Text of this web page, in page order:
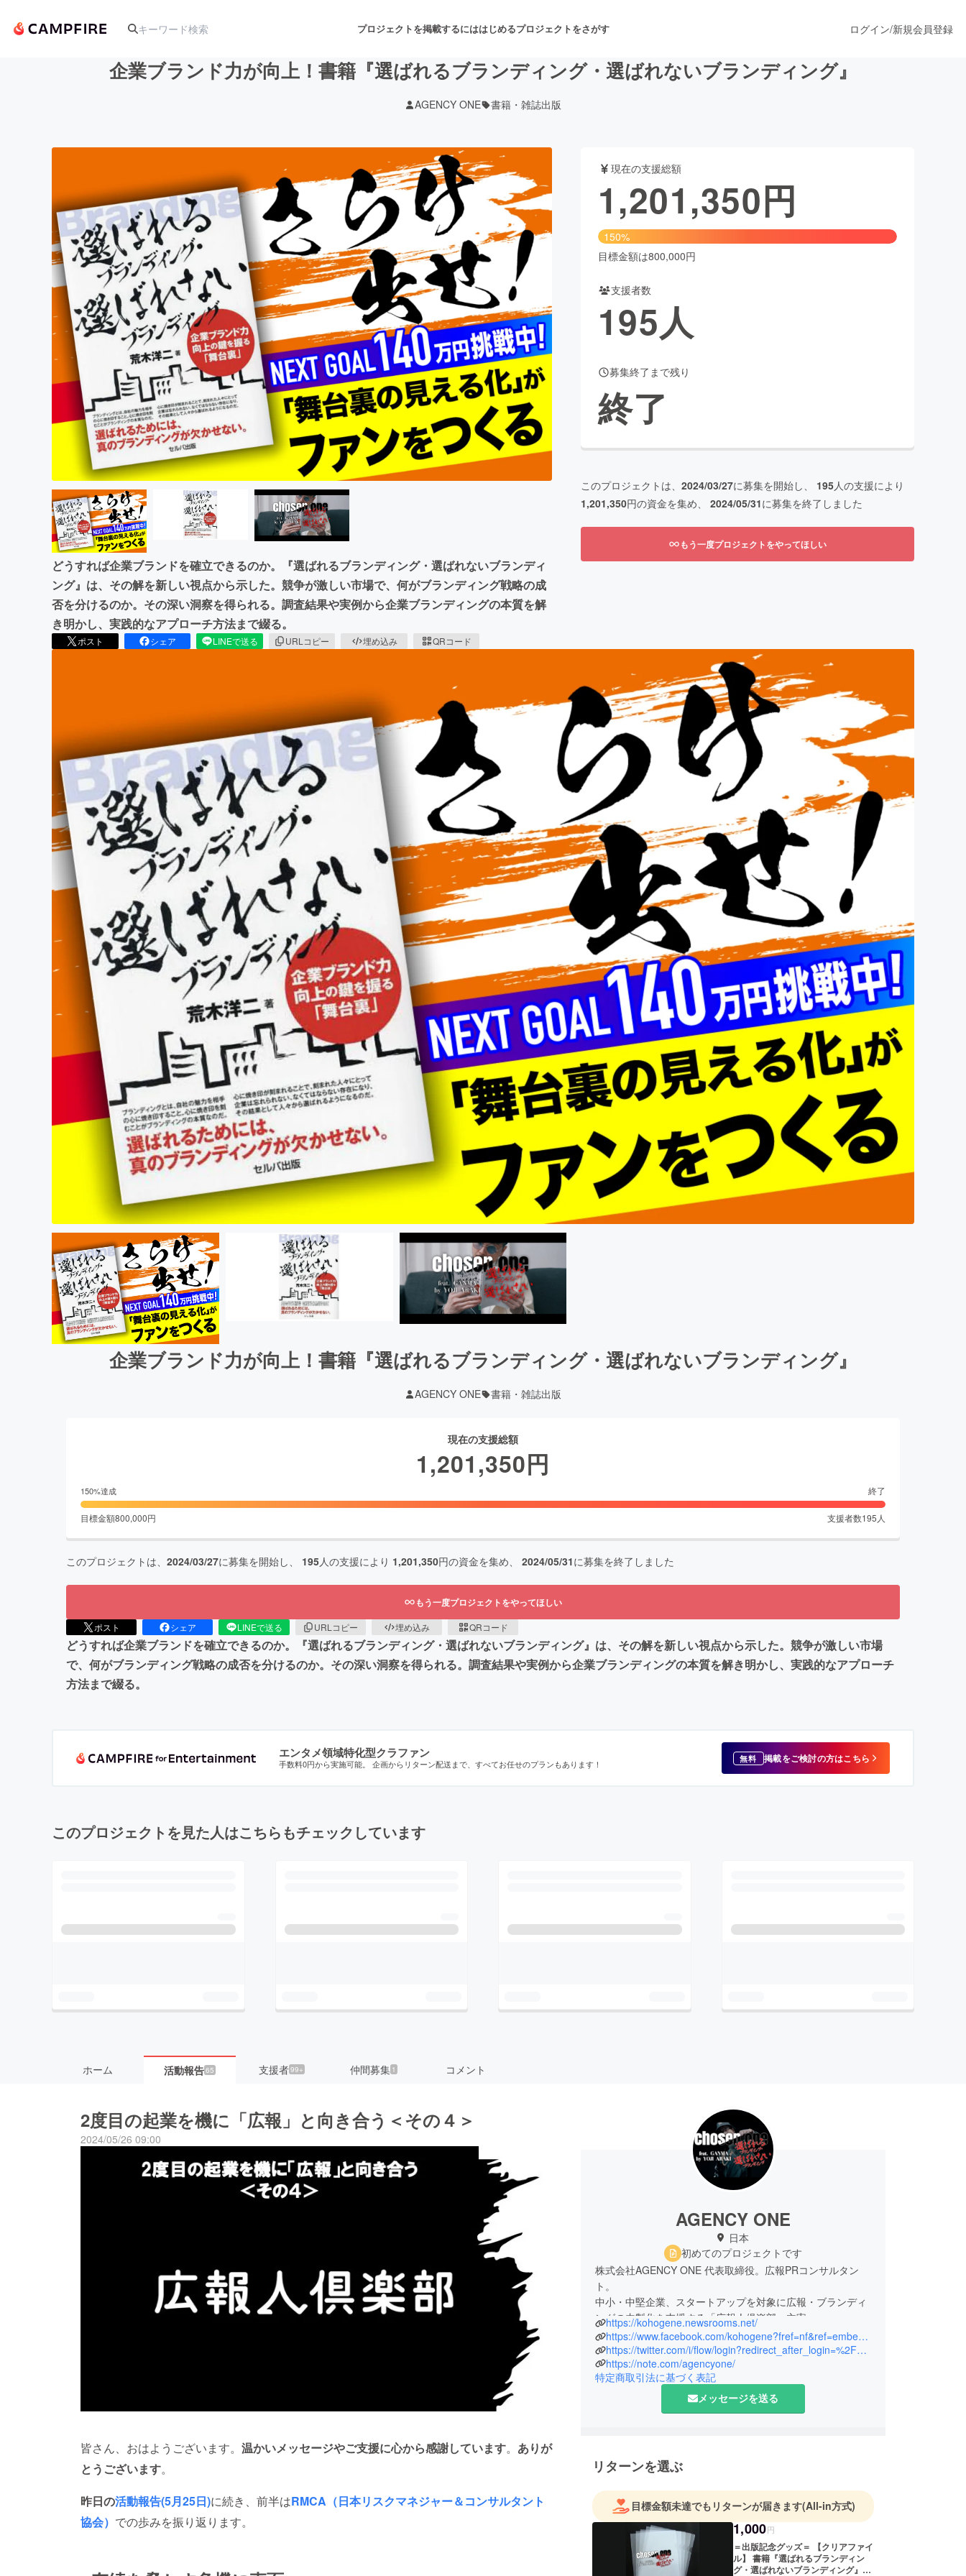
プロジェクトを掲載するにははじめるプロジェクトをさがす
アート・写真 音楽 舞台・パフォーマンス
テクノロジー・ガジェット ゲーム・サービス開発 フード・飲食店 ファッション
映像・映画 書籍・雑誌出版 アニメ・漫画
ビジネス・起業 チャレンジ ビューティー・ヘルスケア
まちづくり・地域活性化
CAMPFIRE for Social GoodCAMPFIRE Creation
CAMPFIREふるさと納税 machi-yaコミュニティ
ログイン/新規会員登録
企業ブランド力が向上！書籍『選ばれるブランディング・選ばれないブランディング』
AGENCY ONE 書籍・雑誌出版
どうすれば企業ブランドを確立できるのか。『選ばれるブランディング・選ばれないブランディ
ング』は、その解を新しい視点から示した。競争が激しい市場で、何がブランディング戦略の成
否を分けるのか。その深い洞察を得られる。調査結果や実例から企業ブランディングの本質を解
き明かし、実践的なアプローチ方法まで綴る。
ポスト シェア LINEで送る URLコピー 埋め込み QRコード
現在の支援総額
1,201,350円
150%
目標金額は800,000円
支援者数
195人
募集終了まで残り
終了
このプロジェクトは、 2024/03/27に募集を開始し、 195人の支援により
1,201,350円の資金を集め、 2024/05/31に募集を終了しました
もう一度プロジェクトをやってほしい
企業ブランド力が向上！書籍『選ばれるブランディング・選ばれないブランディング』
AGENCY ONE 書籍・雑誌出版
現在の支援総額
1,201,350円
150%達成 終了
目標金額800,000円 支援者数195 人
このプロジェクトは、 2024/03/27に募集を開始し、 195人の支援により 1,201,350円の資金を集め、 2024/05/31に募集を終了しました
もう一度プロジェクトをやってほしい
ポスト シェア LINEで送る URLコピー 埋め込み QRコード
どうすれば企業ブランドを確立できるのか。『選ばれるブランディング・選ばれないブランディング』は、その解を新しい視点から示した。競争が激しい市場
で、何がブランディング戦略の成否を分けるのか。その深い洞察を得られる。調査結果や実例から企業ブランディングの本質を解き明かし、実践的なアプローチ
方法まで綴る。
エンタメ領域特化型クラファン
手数料0円から実施可能。 企画からリターン配送まで、すべてお任せのプランもあります！ 無料 掲載をご検討の方はこちら
このプロジェクトを見た人はこちらもチェックしています
ホーム 活動報告65 支援者99+ 仲間募集 1 コメント
2度目の起業を機に「広報」と向き合う＜その４＞
2024/05/26 09:00
皆さん、おはようございます。 温かいメッセージやご支援に心から感謝しています。 ありが
とうございます。
昨日の活動報告(5月25日)に続き、前半はRMCA（日本リスクマネジャー＆コンサルタント
協会） での歩みを振り返ります。
AGENCY ONE
日本
初めてのプロジェクトです
株式会社AGENCY ONE 代表取締役。広報PRコンサルタン
ト。
中小・中堅企業、スタートアップを対象に広報・ブランディ
ングの内製化を支援する「広報人倶楽部」主宰。
リスクマネジメント専門人材を育成するNPO法人日本リスク
マネジャー＆コンサルタント協会（RMCA） 理事長。
広報PR歴26年。中小・中堅企業を中心に広報戦略立案、記
者発表会開催、個別インタビュー設定、プレスリリース作
成、社内報・広報誌作成など、広報活動全般を指南、実務支
ングの真髄を指南してきた実績。
企業ブランディング推進のため、2019年よりニュースルーム
https://kohogene.newsrooms.net/
https://www.facebook.com/kohogene?fref=nf&ref=embed_page
https://twitter.com/i/flow/login?redirect_after_login=%2Fkohogene
https://note.com/agencyone/
特定商取引法に基づく表記
メッセージを送る
リターンを選ぶ
目標金額未達でもリターンが届きます(All-in方式)
1,000円
＝出版記念グッズ＝ 【クリアファイ
ル】 書籍『選ばれるブランディン
グ・選ばれないブランディング』の